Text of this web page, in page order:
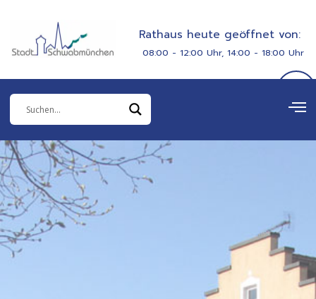
springen
Rathaus heute geöffnet von:
08:00 - 12:00 Uhr, 14:00 - 18:00 Uhr